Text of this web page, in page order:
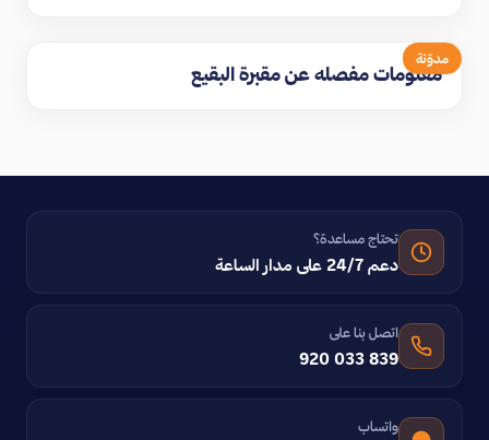
مدوّنة
معلومات مفصله عن مقبرة البقيع
تحتاج مساعدة؟
دعم 24/7 على مدار الساعة
اتصل بنا على
920 033 839
واتساب